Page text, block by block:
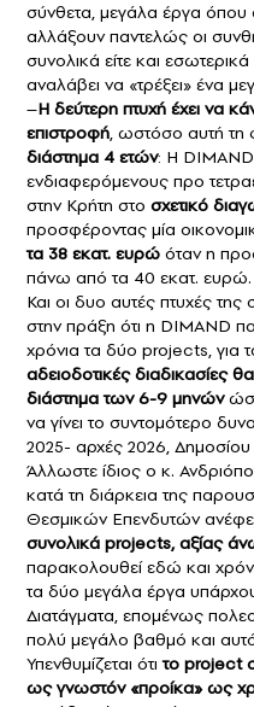
σύνθετα, μεγάλα έργα όπου
αλλάξουν παντελώς οι
συνολικά είτε και εσωτερικά
αναλάβει να «τρέξει» ένα
–H δεύτερη πτυχή έχει να
επιστροφή, ωστόσο αυτή τη
διάστημα 4 ετών: Η
ενδιαφερόμενους προ
στην Κρήτη στο σχετικό
προσφέροντας μία
τα 38 εκατ. ευρώ όταν η
πάνω από τα 40 εκατ. ευρώ.
Και οι δυο αυτές πτυχές
στην πράξη ότι η DIMAND
χρόνια τα δύο projects, για
αδειοδοτικές διαδικασίες
διάστημα των 6-9 μηνών
να γίνει το συντομότερο
2025- αρχές 2026, Δημοσίου
Άλλωστε ίδιος ο κ.
κατά τη διάρκεια της
Θεσμικών Επενδυτών
συνολικά projects, αξίας
παρακολουθεί εδώ και
τα δύο μεγάλα έργα
Διατάγματα, επομένως
πολύ μεγάλο βαθμό και
Υπενθυμίζεται ότι το project
ως γνωστόν «προίκα» ως